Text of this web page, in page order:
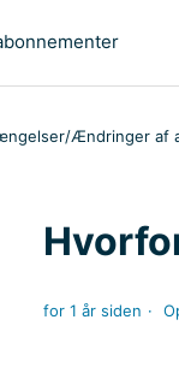
Ændringer af
for 1 år siden